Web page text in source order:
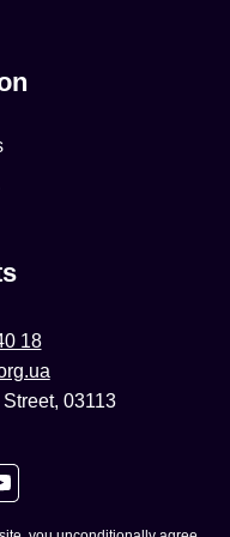
18
03113